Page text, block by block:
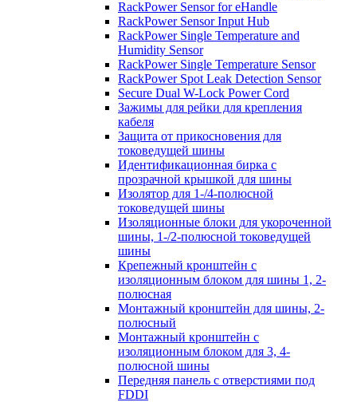
RackPower Sensor for eHandle
RackPower Sensor Input Hub
RackPower Single Temperature and
Humidity Sensor
RackPower Single Temperature Sensor
RackPower Spot Leak Detection Sensor
Secure Dual W-Lock Power Cord
Зажимы для рейки для крепления
кабеля
Защита от прикосновения для
токоведущей шины
Идентификационная бирка с
прозрачной крышкой для шины
Изолятор для 1-/4-полюсной
токоведущей шины
Изоляционные блоки для укороченной
шины, 1-/2-полюсной токоведущей
шины
Крепежный кронштейн с
изоляционным блоком для шины 1, 2-
полюсная
Монтажный кронштейн для шины, 2-
полюсный
Монтажный кронштейн с
изоляционным блоком для 3, 4-
полюсной шины
Передняя панель с отверстиями под
FDDI